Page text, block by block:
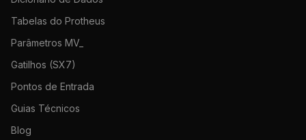
Tabelas do Protheus
Parâmetros MV_
Gatilhos (SX7)
Pontos de Entrada
Guias Técnicos
Blog